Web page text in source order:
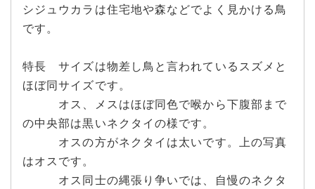
シジュウカラは住宅地や森などでよく見かける鳥
です。
特長 サイズは物差し鳥と言われているスズメと
ほぼ同サイズです。
オス、メスはほぼ同色で喉から下腹部まで
の中央部は黒いネクタイの様です。
オスの方がネクタイは太いです。上の写真
はオスです。
オス同士の縄張り争いでは、自慢のネクタ